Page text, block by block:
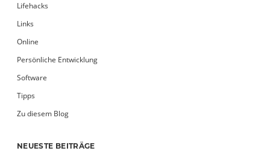
Lifehacks
Links
Online
Persönliche Entwicklung
Software
Tipps
Zu diesem Blog
NEUESTE BEITRÄGE